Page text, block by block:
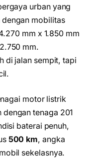
urban yang
mobilitas
mm x 1.850 mm
mm.
di jalan sempit, tapi
motor listrik
tenaga 201
baterai penuh,
500 km, angka
sekelasnya.